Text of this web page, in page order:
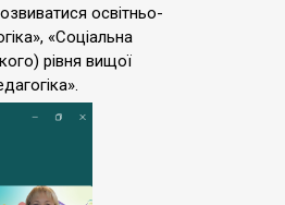
освітньо-
«Соціальна
рівня вищої